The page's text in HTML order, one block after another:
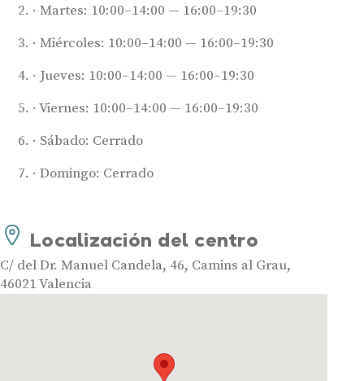
Martes: 10:00–14:00 — 16:00–19:30
Miércoles: 10:00–14:00 — 16:00–19:30
Jueves: 10:00–14:00 — 16:00–19:30
Viernes: 10:00–14:00 — 16:00–19:30
Sábado: Cerrado
Domingo: Cerrado
Localización del centro
C/ del Dr. Manuel Candela, 46, Camins al Grau,
46021 Valencia
Audífonos
Audífonos baratos
Audífonos invisibles
Audífonos recargables